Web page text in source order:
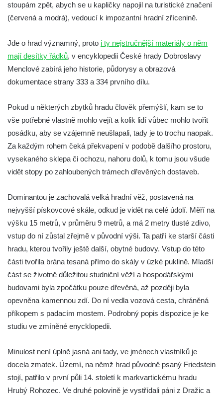
Hrad Kvítkov
Hrad Milčany (Kickelsburg, nesprávně
Hrad Rybnov
Letohrádek Jíljov (Veilchenburg)
Hrad Větrov (Winterstein)
Hrad Mojžíř
Hrad Valdštejn
Rousínovský hrádek
Hrad Švamberk (Krasíkov)
Hrad Štěpanice
Hrad Drábské světničky
Hrad Rotštejn
Hrad Klamorna
Hrad Starý Rybník (Altenteich)
Hrad Perštejn (Borschenstein)
Tvrz Šumburk
Hrad Krupka
Tvrz Stranné
stoupám zpět, abych se u kapličky napojil na turistické značení
(červená a modrá), vedoucí k impozantní hradní zřícenině.
Jde o hrad významný, proto i ty nejstručnější materiály o něm
mají desítky řádků, v encyklopedii České hrady Dobroslavy
Menclové zabírá jeho historie, půdorysy a obrazová
dokumentace strany 333 a 334 prvního dílu.
Pokud u některých zbytků hradu člověk přemýšlí, kam se to
vše potřebné vlastně mohlo vejít a kolik lidí vůbec mohlo tvořit
posádku, aby se vzájemně neušlapali, tady je to trochu naopak.
Za každým rohem čeká překvapení v podobě dalšího prostoru,
vysekaného sklepa či ochozu, nahoru dolů, k tomu jsou všude
vidět stopy po zahloubených trámech dřevěných dostaveb.
Dominantou je zachovalá velká hradní věž, postavená na
nejvyšší pískovcové skále, odkud je vidět na celé údolí. Měří na
výšku 15 metrů, v průměru 9 metrů, a má 2 metry tlusté zdivo,
vstup do ní zůstal zřejmě v původní výši. Ta patří ke starší části
hradu, kterou tvořily ještě další, obytné budovy. Vstup do této
části tvořila brána tesaná přímo do skály v úzké puklině. Mladší
část se životně důležitou studniční věží a hospodářskými
budovami byla zpočátku pouze dřevěná, až později byla
opevněna kamennou zdí. Do ní vedla vozová cesta, chráněná
příkopem s padacím mostem. Podrobný popis dispozice je ke
studiu ve zmíněné enycklopedii.
Minulost není úplně jasná ani tady, ve jménech vlastníků je
docela zmatek. Území, na němž hrad původně psaný Friedstein
stojí, patřilo v první půli 14. století k markvartickému hradu
Hrubý Rohozec. Ve druhé polovině je vystřídali páni z Dražic a